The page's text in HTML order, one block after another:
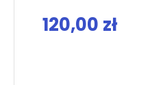
120,00 zł